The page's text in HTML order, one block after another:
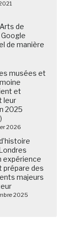
de
de manière
musées et
et
leur
2025
2026
expérience
prépare des
majeurs
2025